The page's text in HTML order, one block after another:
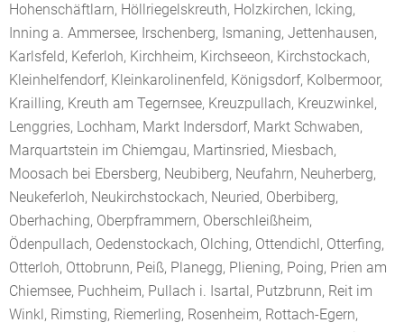
Hohenschäftlarn, Höllriegelskreuth, Holzkirchen, Icking,
Inning a. Ammersee, Irschenberg, Ismaning, Jettenhausen,
Karlsfeld, Keferloh, Kirchheim, Kirchseeon, Kirchstockach,
Kleinhelfendorf, Kleinkarolinenfeld, Königsdorf, Kolbermoor,
Krailling, Kreuth am Tegernsee, Kreuzpullach, Kreuzwinkel,
Lenggries, Lochham, Markt Indersdorf, Markt Schwaben,
Marquartstein im Chiemgau, Martinsried, Miesbach,
Moosach bei Ebersberg, Neubiberg, Neufahrn, Neuherberg,
Neukeferloh, Neukirchstockach, Neuried, Oberbiberg,
Oberhaching, Oberpframmern, Oberschleißheim,
Ödenpullach, Oedenstockach, Olching, Ottendichl, Otterfing,
Otterloh, Ottobrunn, Peiß, Planegg, Pliening, Poing, Prien am
Chiemsee, Puchheim, Pullach i. Isartal, Putzbrunn, Reit im
Winkl, Rimsting, Riemerling, Rosenheim, Rottach-Egern,